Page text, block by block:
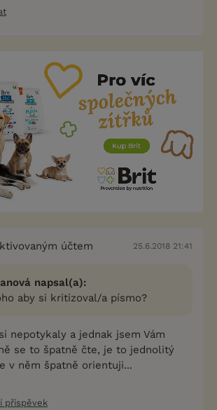
účtem 25.6.2018 21:41
napsal(a):
aby si kritizoval/a písmo?
nepotykaly a jednak jsem Vám
se to špatně čte, je to jednolitý
v něm špatně orientuji...
příspěvek